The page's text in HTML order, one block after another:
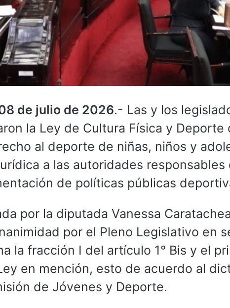
de julio de 2026.- Las y los
la Ley de Cultura Física y Deporte
al deporte de niñas, niños y
a las autoridades responsables
de políticas públicas
por la diputada Vanessa
por el Pleno Legislativo en
la fracción I del artículo 1° Bis y el
en mención, esto de acuerdo al
de Jóvenes y Deporte.